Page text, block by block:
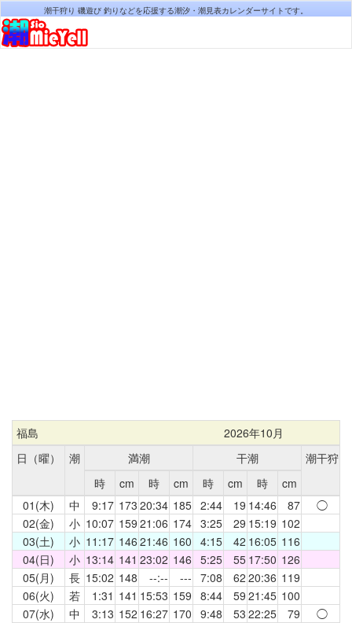
潮干狩り 磯遊び 釣りなどを応援する潮汐・潮見表カレンダーサイトです。
福島
2026年10月
日（曜）
潮 満潮 干潮 潮干狩
時
cm 時 cm 時 cm 時
cm
01(木)
中 9:17 173 20:34 185 2:44 19 14:46 87 ◯
02(金)
小 10:07 159 21:06 174 3:25 29 15:19 102
03(土)
小 11:17 146 21:46 160 4:15 42 16:05 116
04(日)
小 13:14 141 23:02 146 5:25 55 17:50 126
05(月)
長 15:02 148 --:-- --- 7:08 62 20:36 119
06(火)
若 1:31 141 15:53 159 8:44 59 21:45 100
07(水)
中 3:13 152 16:27 170 9:48 53 22:25 79 ◯